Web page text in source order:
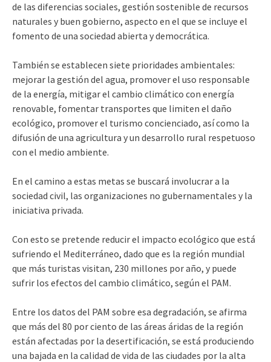
de las diferencias sociales, gestión sostenible de recursos
naturales y buen gobierno, aspecto en el que se incluye el
fomento de una sociedad abierta y democrática.
También se establecen siete prioridades ambientales:
mejorar la gestión del agua, promover el uso responsable
de la energía, mitigar el cambio climático con energía
renovable, fomentar transportes que limiten el daño
ecológico, promover el turismo concienciado, así como la
difusión de una agricultura y un desarrollo rural respetuoso
con el medio ambiente.
En el camino a estas metas se buscará involucrar a la
sociedad civil, las organizaciones no gubernamentales y la
iniciativa privada.
Con esto se pretende reducir el impacto ecológico que está
sufriendo el Mediterráneo, dado que es la región mundial
que más turistas visitan, 230 millones por año, y puede
sufrir los efectos del cambio climático, según el PAM.
Entre los datos del PAM sobre esa degradación, se afirma
que más del 80 por ciento de las áreas áridas de la región
están afectadas por la desertificación, se está produciendo
una bajada en la calidad de vida de las ciudades por la alta